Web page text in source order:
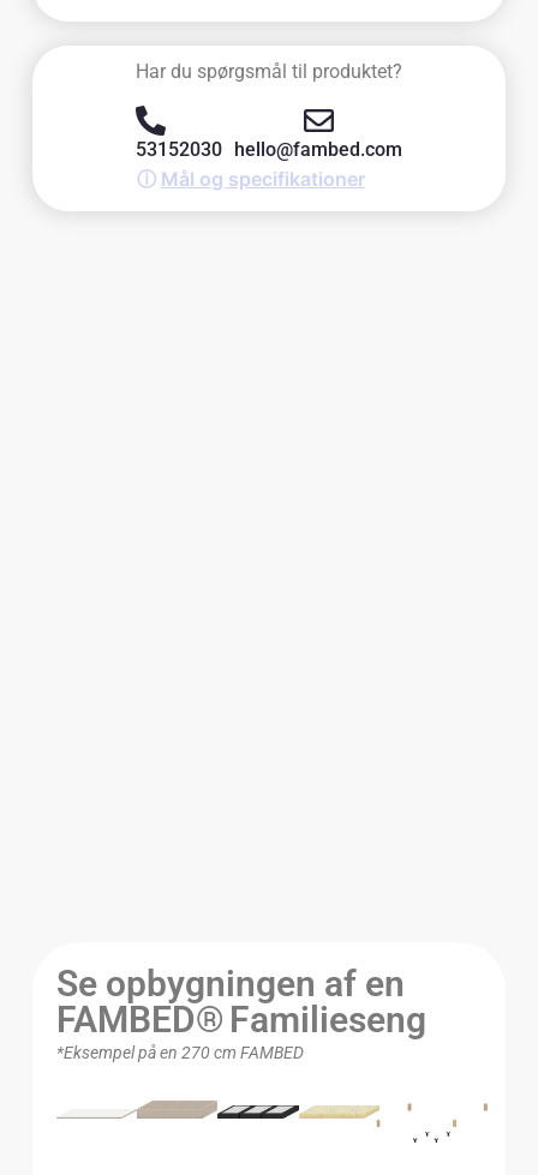
Har du spørgsmål til produktet?
53152030 hello@fambed.com
ⓘ Mål og specifikationer
Se opbygningen af en
FAMBED® Familieseng
*Eksempel på en 270 cm FAMBED